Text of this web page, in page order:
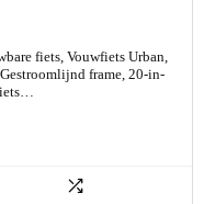
fiets, Vouwfiets Urban,
frame, 20-in-